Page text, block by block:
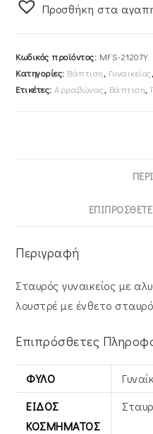
Χρυσός
Ένθετο
Προσθήκη στα
Κωδικός προϊόντος: MFS-21207Y
Κατηγορίες: Βάπτιση, Γυναικείος,
Ετικέτες: Αρραβώνας, Βάπτιση,
Περιγραφή
Σταυρός γυναικείος με
λουστρέ με ένθετο
Επιπρόσθετες
ΦΎΛΟ
ΕΊΔΟΣ
ΚΟΣΜΉΜΑΤΟΣ